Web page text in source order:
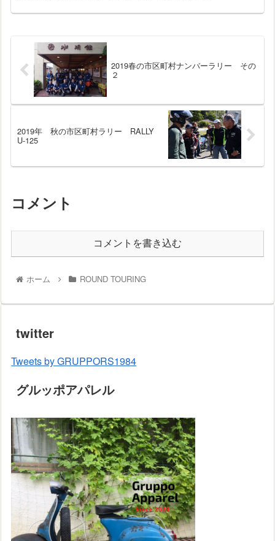
2019春の市区町村ナンバーラリー その
２
2019年 秋の市区町村ラリー RALLY
U-125
コメント
コメントを書き込む
ホーム ROUND TOURING
twitter
Tweets by GRUPPORS1984
グルッポアパレル